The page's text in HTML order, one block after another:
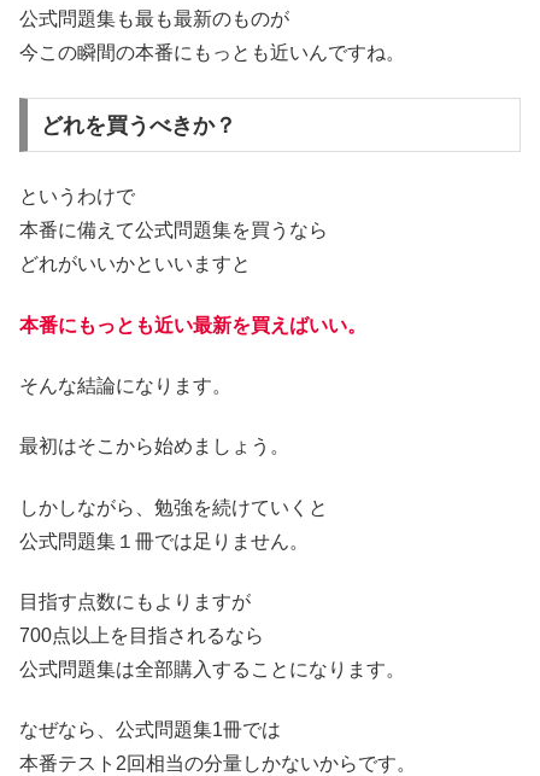
公式問題集も最も最新のものが
今この瞬間の本番にもっとも近いんですね。
どれを買うべきか？
というわけで
本番に備えて公式問題集を買うなら
どれがいいかといいますと
本番にもっとも近い最新を買えばいい。
そんな結論になります。
最初はそこから始めましょう。
しかしながら、勉強を続けていくと
公式問題集１冊では足りません。
目指す点数にもよりますが
700点以上を目指されるなら
公式問題集は全部購入することになります。
なぜなら、公式問題集1冊では
本番テスト2回相当の分量しかないからです。